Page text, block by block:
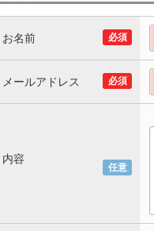
必須
お名前
必須
メールアドレス
任意
内容